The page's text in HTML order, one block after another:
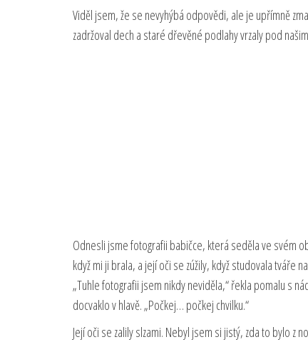
Viděl jsem, že se nevyhýbá odpovědi, ale je upřímně
zadržoval dech a staré dřevěné podlahy vrzaly pod
Odnesli jsme fotografii babičce, která seděla ve svém
když mi ji brala, a její oči se zúžily, když studovala tváře
„Tuhle fotografii jsem nikdy neviděla,“ řekla pomalu s
docvaklo v hlavě. „Počkej… počkej chvilku.“
Její oči se zalily slzami. Nebyl jsem si jistý, zda to bylo z